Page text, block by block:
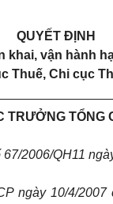
QUYẾT ĐỊNH
khai, vận hành
Thuế, C hi cục T
TRƯỞNG TỔNG
2006/QH11
ngày 10/4/